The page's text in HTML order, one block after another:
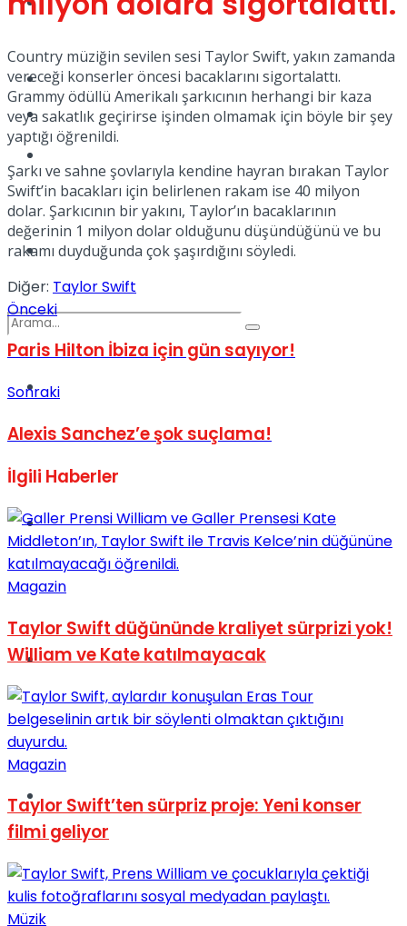
Kadınca
Dünya
Türkiye
Müzik
Sinema
Tatil
Spor
No Result
View All Result
Country müziğin sevilen sesi Taylor Swift, yakın zamanda
vereceği konserler öncesi bacaklarını sigortalattı.
Grammy ödüllü Amerikalı şarkıcının herhangi bir kaza
veya sakatlık geçirirse işinden olmamak için böyle bir şey
yaptığı öğrenildi.
Şarkı ve sahne şovlarıyla kendine hayran bırakan Taylor
Swift’in bacakları için belirlenen rakam ise 40 milyon
dolar. Şarkıcının bir yakını, Taylor’ın bacaklarının
değerinin 1 milyon dolar olduğunu düşündüğünü ve bu
rakamı duyduğunda çok şaşırdığını söyledi.
Diğer: Taylor Swift
Önceki
Paris Hilton İbiza için gün sayıyor!
Sonraki
Alexis Sanchez’e şok suçlama!
İlgili Haberler
Magazin
Taylor Swift düğününde kraliyet sürprizi yok!
William ve Kate katılmayacak
Magazin
Taylor Swift’ten sürpriz proje: Yeni konser
filmi geliyor
Müzik